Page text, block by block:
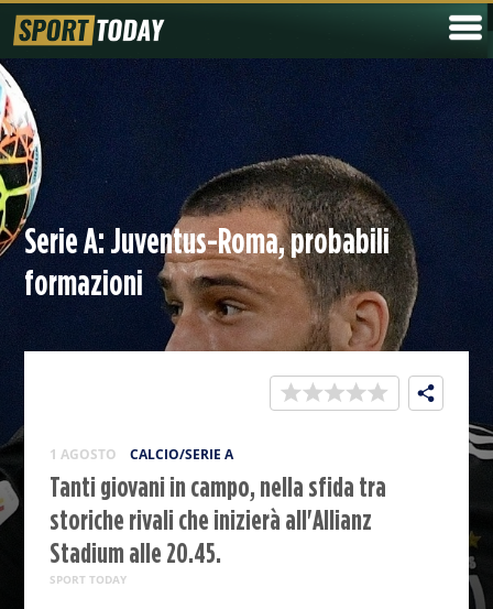
Serie A: Juventus-Roma, probabili
formazioni
1 AGOSTO CALCIO/SERIE A
Tanti giovani in campo, nella sfida tra
storiche rivali che inizierà all'Allianz
Stadium alle 20.45.
SPORT TODAY